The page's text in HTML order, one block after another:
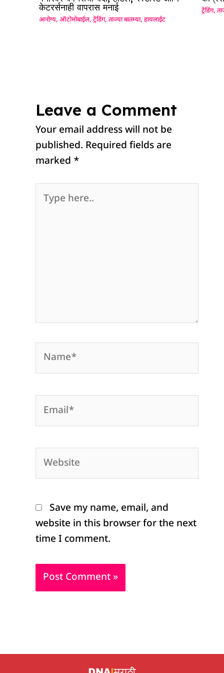
केटरर्सनाही वापरास मनाई
आरोग्य,ऑटोमोबाईल,ट्रेंडिंग,ताज्या बातम्या,हायलाईट
ट्रेंडिंग,
Leave a Comment
Your email address will not be
published. Required fields are
marked *
here..
Email*
Website
Save my name, email, and
website in this browser for the next
time I comment.